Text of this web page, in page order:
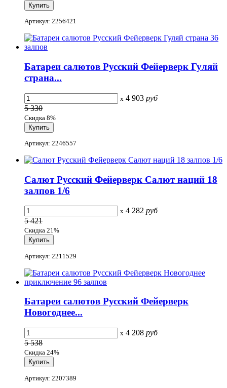
Артикул: 2256421
Батареи салютов Русский Фейерверк Гуляй
страна...
x 4 903 руб
5 330
Скидка 8%
Артикул: 2246557
Салют Русский Фейерверк Салют наций 18
залпов 1/6
x 4 282 руб
5 421
Скидка 21%
Артикул: 2211529
Батареи салютов Русский Фейерверк
Новогоднее...
x 4 208 руб
5 538
Скидка 24%
Артикул: 2207389